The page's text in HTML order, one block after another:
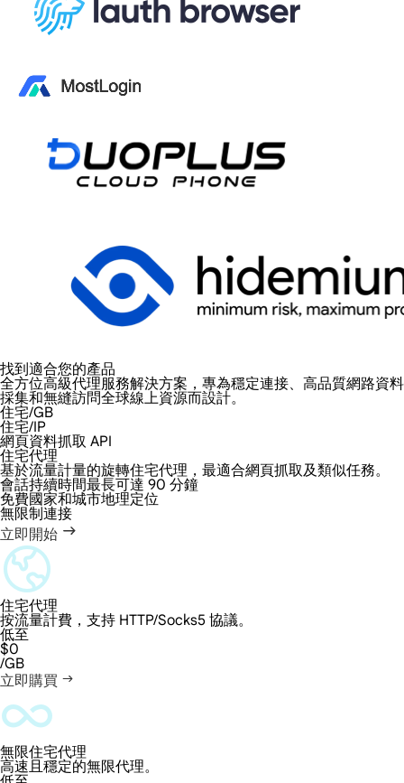
找到適合您的產品
全方位高級代理服務解決方案，專為穩定連接、高品質網路資料
採集和無縫訪問全球線上資源而設計。
住宅/GB
住宅/IP
網頁資料抓取 API
住宅代理
基於流量計量的旋轉住宅代理，最適合網頁抓取及類似任務。
會話持續時間最長可達 90 分鐘
免費國家和城市地理定位
無限制連接
立即開始
住宅代理
按流量計費，支持 HTTP/Socks5 協議。
低至
$0
/GB
立即購買
無限住宅代理
高速且穩定的無限代理。